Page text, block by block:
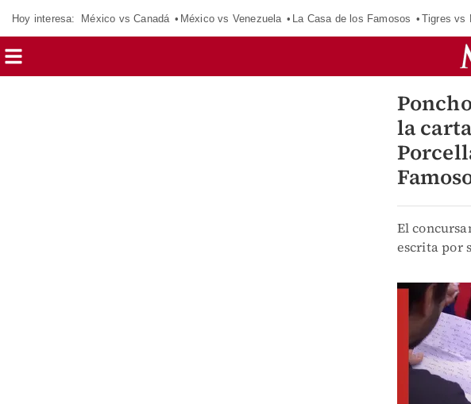
Hoy interesa: México vs Canadá México vs Venezuela La Casa de los Famosos Tigres vs
la
El
escrita por